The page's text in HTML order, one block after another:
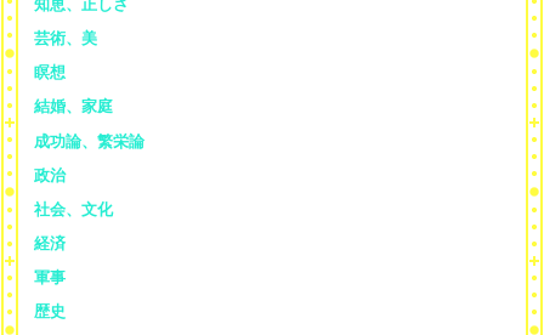
知恵、正しさ
芸術、美
瞑想
結婚、家庭
成功論、繁栄論
政治
社会、文化
経済
軍事
歴史